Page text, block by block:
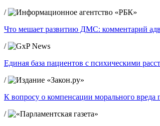
/
Что мешает развитию ДМС: комментарий
/
Единая база пациентов с психическими
/
К вопросу о компенсации морального
/